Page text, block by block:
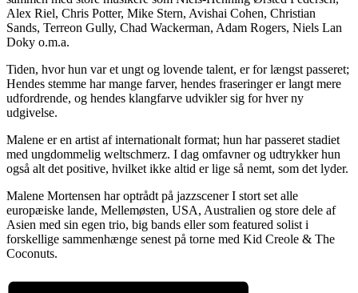
Alex Riel, Chris Potter, Mike Stern, Avishai Cohen, Christian
Sands, Terreon Gully, Chad Wackerman, Adam Rogers, Niels Lan
Doky o.m.a.
Tiden, hvor hun var et ungt og lovende talent, er for længst passeret;
Hendes stemme har mange farver, hendes fraseringer er langt mere
udfordrende, og hendes klangfarve udvikler sig for hver ny
udgivelse.
Malene er en artist af internationalt format; hun har passeret stadiet
med ungdommelig weltschmerz. I dag omfavner og udtrykker hun
også alt det positive, hvilket ikke altid er lige så nemt, som det lyder.
Malene Mortensen har optrådt på jazzscener I stort set alle
europæiske lande, Mellemøsten, USA, Australien og store dele af
Asien med sin egen trio, big bands eller som featured solist i
forskellige sammenhænge senest på torne med Kid Creole & The
Coconuts.